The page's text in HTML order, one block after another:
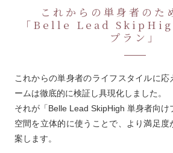
これからの単身者のた
「Belle Lead
プラン」
これからの単身者のライフスタイルに応
ームは徹底的に検証し具現化しました。
それが「Belle Lead SkipHigh 単身者向け
空間を立体的に使うことで、より満足度
案します。